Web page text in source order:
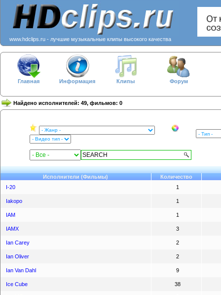
www.hdclips.ru - лучшие музыкальные клипы высокого качества
Главная Информация Клипы Форум
Найдено исполнителей: 49, фильмов: 0
Исполнители (Фильмы)
Количество
I-20
1
Iakopo 1
IAM 1
IAMX 3
Ian Carey 2
Ian Oliver 2
Ian Van Dahl 9
Ice Cube 38